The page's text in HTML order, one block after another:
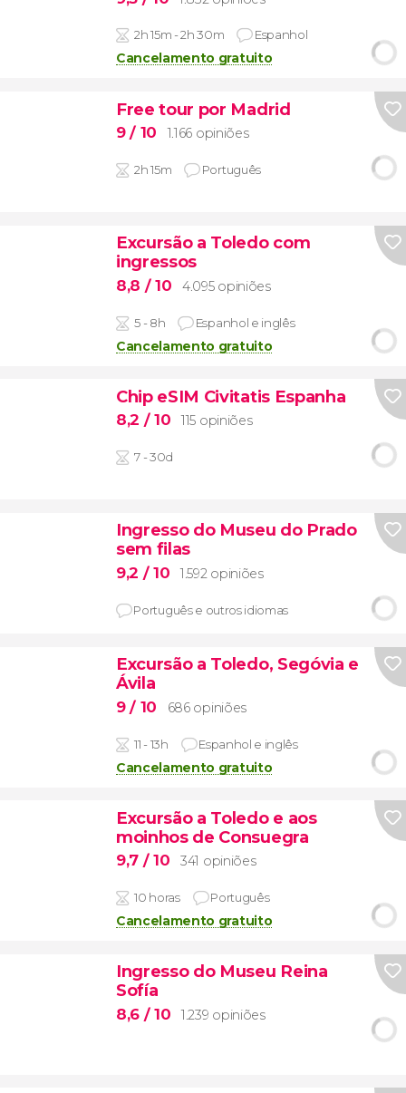
2h 15m - 2h 30m Espanhol
Cancelamento gratuito
Free tour por Madrid
9/ 10 1.166 opiniões
2h 15m Português
Excursão a Toledo com
ingressos
8,8 / 10 4.095 opiniões
5 - 8h Espanhol e inglês
Cancelamento gratuito
Chip eSIM Civitatis Espanha
8,2 / 10 115 opiniões
7 - 30d
Ingresso do Museu do Prado
sem filas
9,2 / 10 1.592 opiniões
Português e outros idiomas
Excursão a Toledo, Segóvia e
Ávila
9/ 10 686 opiniões
11 - 13h Espanhol e inglês
Cancelamento gratuito
Excursão a Toledo e aos
moinhos de Consuegra
9,7 / 10 341 opiniões
10 horas Português
Cancelamento gratuito
Ingresso do Museu Reina
Sofía
8,6 / 10 1.239 opiniões